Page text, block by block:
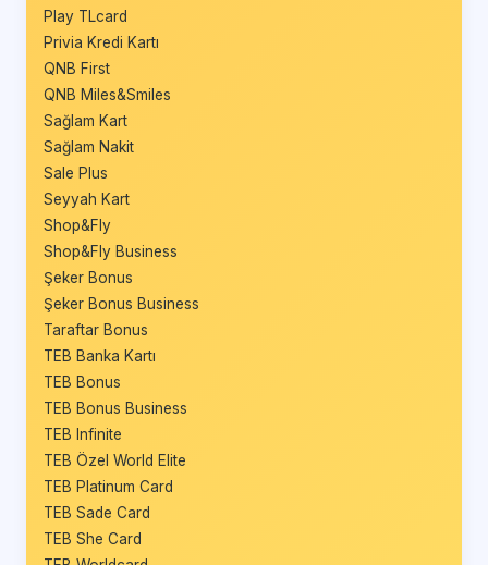
Play TLcard
Privia Kredi Kartı
QNB First
QNB Miles&Smiles
Sağlam Kart
Sağlam Nakit
Sale Plus
Seyyah Kart
Shop&Fly
Shop&Fly Business
Şeker Bonus
Şeker Bonus Business
Taraftar Bonus
TEB Banka Kartı
TEB Bonus
TEB Bonus Business
TEB Infinite
TEB Özel World Elite
TEB Platinum Card
TEB Sade Card
TEB She Card